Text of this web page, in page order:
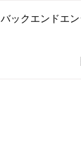
バックエンドエ